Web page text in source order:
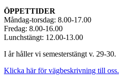
ÖPPETTIDER
Måndag-torsdag: 8.00-17.00
Fredag: 8.00-16.00
Lunchstängt: 12.00-13.00
I år håller vi semesterstängt v. 29-30.
Klicka här för vägbeskrivning till oss.